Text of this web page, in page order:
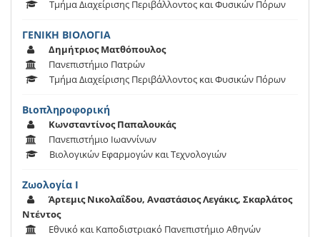
Τμήμα Διαχείρισης Περιβάλλοντος και Φυσικών Πόρων
ΓΕΝΙΚΗ ΒΙΟΛΟΓΙΑ
Δημήτριος Ματθόπουλος
Πανεπιστήμιο Πατρών
Τμήμα Διαχείρισης Περιβάλλοντος και Φυσικών Πόρων
Βιοπληροφορική
Κωνσταντίνος Παπαλουκάς
Πανεπιστήμιο Ιωαννίνων
Βιολογικών Εφαρμογών και Τεχνολογιών
Ζωολογία Ι
Άρτεμις Νικολαΐδου, Αναστάσιος Λεγάκις, Σκαρλάτος
Ντέντος
Εθνικό και Καποδιστριακό Πανεπιστήμιο Αθηνών